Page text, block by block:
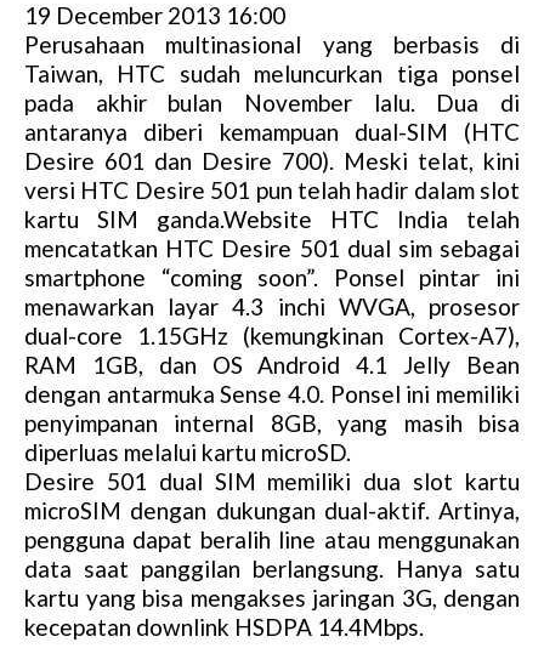
19 December 2013 16:00
Perusahaan multinasional yang berbasis di
Taiwan, HTC sudah meluncurkan tiga ponsel
pada akhir bulan November lalu. Dua di
antaranya diberi kemampuan dual-SIM (HTC
Desire 601 dan Desire 700). Meski telat, kini
versi HTC Desire 501 pun telah hadir dalam slot
kartu SIM ganda.Website HTC India telah
mencatatkan HTC Desire 501 dual sim sebagai
smartphone “coming soon”. Ponsel pintar ini
menawarkan layar 4.3 inchi WVGA, prosesor
dual-core 1.15GHz (kemungkinan Cortex-A7),
RAM 1GB, dan OS Android 4.1 Jelly Bean
dengan antarmuka Sense 4.0. Ponsel ini memiliki
penyimpanan internal 8GB, yang masih bisa
diperluas melalui kartu microSD.
Desire 501 dual SIM memiliki dua slot kartu
microSIM dengan dukungan dual-aktif. Artinya,
pengguna dapat beralih line atau menggunakan
data saat panggilan berlangsung. Hanya satu
kartu yang bisa mengakses jaringan 3G, dengan
kecepatan downlink HSDPA 14.4Mbps.